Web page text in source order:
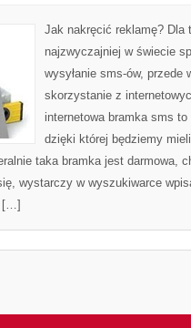
Jak nakręcić reklamę? Dla
najzwyczajniej w świecie
wysyłanie sms-ów,
skorzystanie z
internetowa bramka sms to
dzięki której będziemy
taka bramka jest darmowa,
wystarczy w wyszukiwarce
[…]